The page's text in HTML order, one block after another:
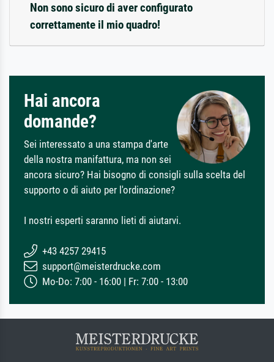
Non sono sicuro di aver configurato
correttamente il mio quadro!
Hai ancora
domande?
Sei interessato a una stampa d'arte
della nostra manifattura, ma non sei
ancora sicuro? Hai bisogno di consigli sulla scelta del
supporto o di aiuto per l'ordinazione?
I nostri esperti saranno lieti di aiutarvi.
+43 4257 29415
support@meisterdrucke.com
Mo-Do: 7:00 - 16:00 | Fr: 7:00 - 13:00